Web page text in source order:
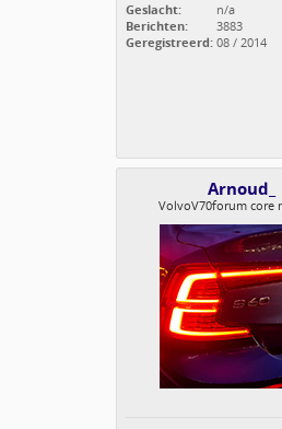
Geslacht:
n/a
Berichten:
3883
Geregistreerd: 08 / 2014
Arnoud_
VolvoV70forum core